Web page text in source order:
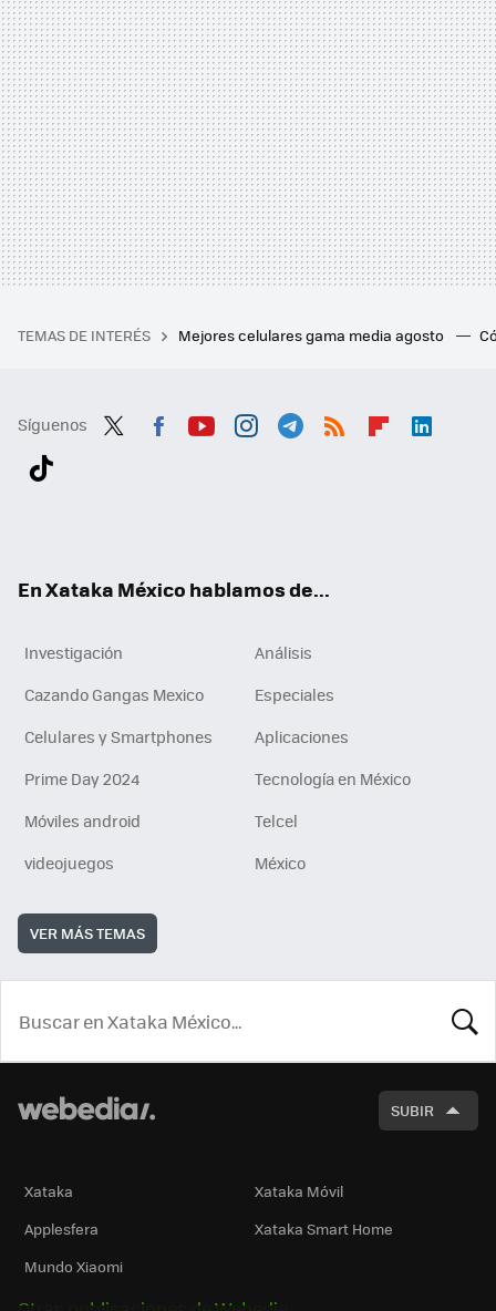
TEMAS DE INTERÉS Mejores celulares gama media agosto
Síguenos
En Xataka México hablamos de...
Investigación
Análisis
Cazando Gangas Mexico
Especiales
Celulares y Smartphones
Aplicaciones
Prime Day 2024
Tecnología en México
Móviles android
Telcel
videojuegos
México
VER MÁS TEMAS
SUBIR
Xataka
Xataka Móvil
Applesfera
Xataka Smart Home
Mundo Xiaomi